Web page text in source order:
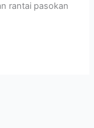
rantai pasokan